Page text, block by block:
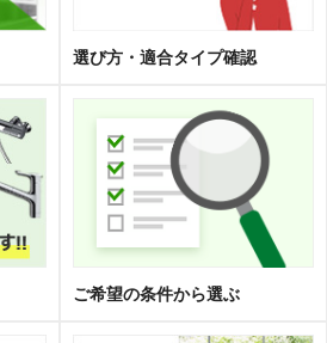
選び方・適合タイプ確認
ご希望の条件から選ぶ